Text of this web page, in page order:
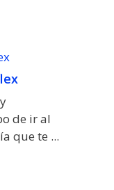
de ir al
que te ...